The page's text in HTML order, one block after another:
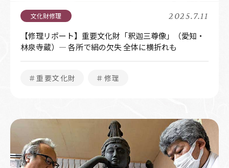
2025.7.11
【修理リポート】重要文化財「釈迦三尊像」（愛知・
林泉寺蔵）― 各所で絹の欠失 全体に横折れも
＃重要文化財 ＃修理